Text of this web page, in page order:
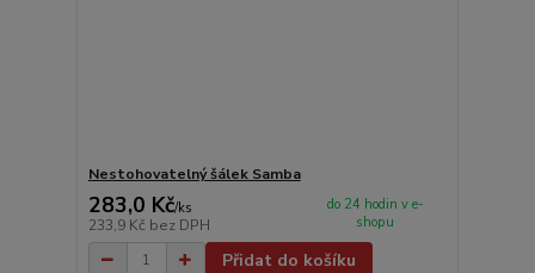
Nestohovatelný šálek Samba
283,0 Kč/ks
233,9 Kč bez DPH
do 24 hodin v e-
shopu
Přidat do košíku